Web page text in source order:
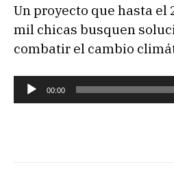
Un proyecto que hasta el
mil chicas busquen
combatir el cambio
e
00:00